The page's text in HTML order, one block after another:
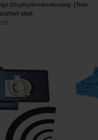
Displayfernbedienung (Teile
sind: